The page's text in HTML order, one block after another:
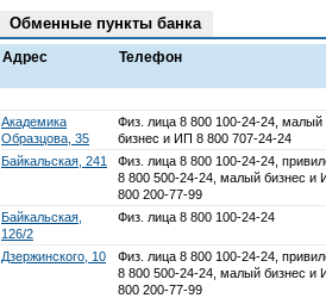
Обменные пункты банка
Адрес Телефон
Академика
Образцова, 35
Физ. лица 8 800 100-24-24, малый
бизнес и ИП 8 800 707-24-24
Байкальская, 241
Физ. лица 8 800 100-24-24,
8 800 500-24-24, малый бизнес и
800 200-77-99
Байкальская,
126/2
Физ. лица 8 800 100-24-24
Дзержинского, 10
Физ. лица 8 800 100-24-24,
8 800 500-24-24, малый бизнес и
800 200-77-99